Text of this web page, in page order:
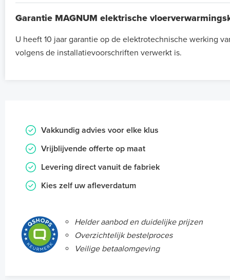
Garantie MAGNUM elektrische
U heeft 10 jaar garantie op de elektrotechnische werking
volgens de installatievoorschriften verwerkt is.
Vakkundig advies voor elke klus
Vrijblijvende offerte op maat
Levering direct vanuit de fabriek
Kies zelf uw afleverdatum
Helder aanbod en duidelijke prijzen
Overzichtelijk bestelproces
Veilige betaalomgeving